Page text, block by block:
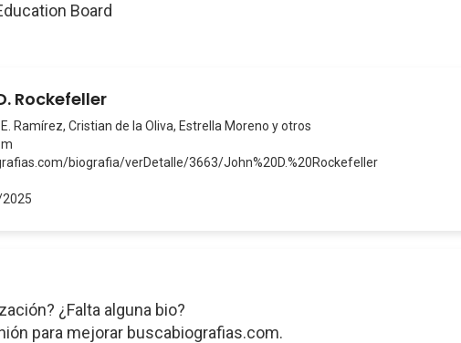
Board
Rockefeller
Ramírez, Cristian de la Oliva, Estrella Moreno y otros
biografia/verDetalle/3663/John%20D.%20Rockefeller
¿Falta alguna bio?
para mejorar buscabiografias.com.